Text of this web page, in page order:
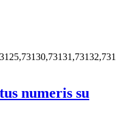
numeris su